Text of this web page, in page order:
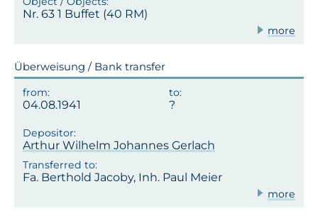
Nr. 63 1 Buffet (40 RM)
more
Überweisung / Bank transfer
04.08.1941
Arthur Wilhelm Johannes Gerlach
Fa. Berthold Jacoby, Inh. Paul Meier
more